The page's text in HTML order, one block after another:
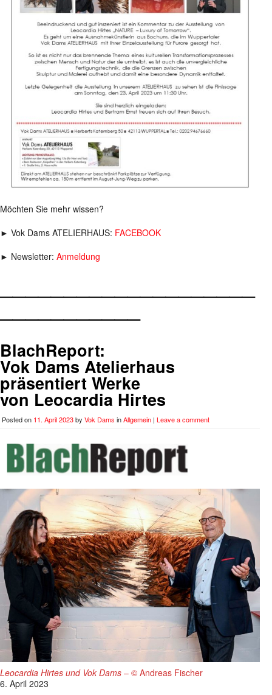
Möchten Sie mehr wissen?
► Vok Dams ATELIERHAUS: FACEBOOK
► Newsletter: Anmeldung
___________
BlachReport:
Vok Dams Atelierhaus
präsentiert Werke
von Leocardia Hirtes
Posted on 11. April 2023by Vok Dams inAllgemein | Leave a comment
Leocardia Hirtes und Vok Dams – © Andreas Fischer
6. April 2023